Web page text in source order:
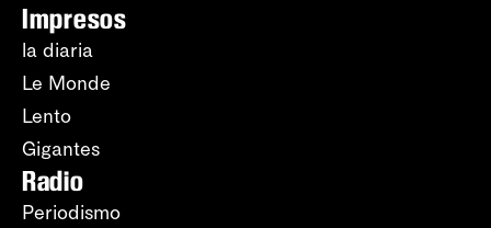
Impresos
la diaria
Le Monde
Lento
Gigantes
Radio
Periodismo